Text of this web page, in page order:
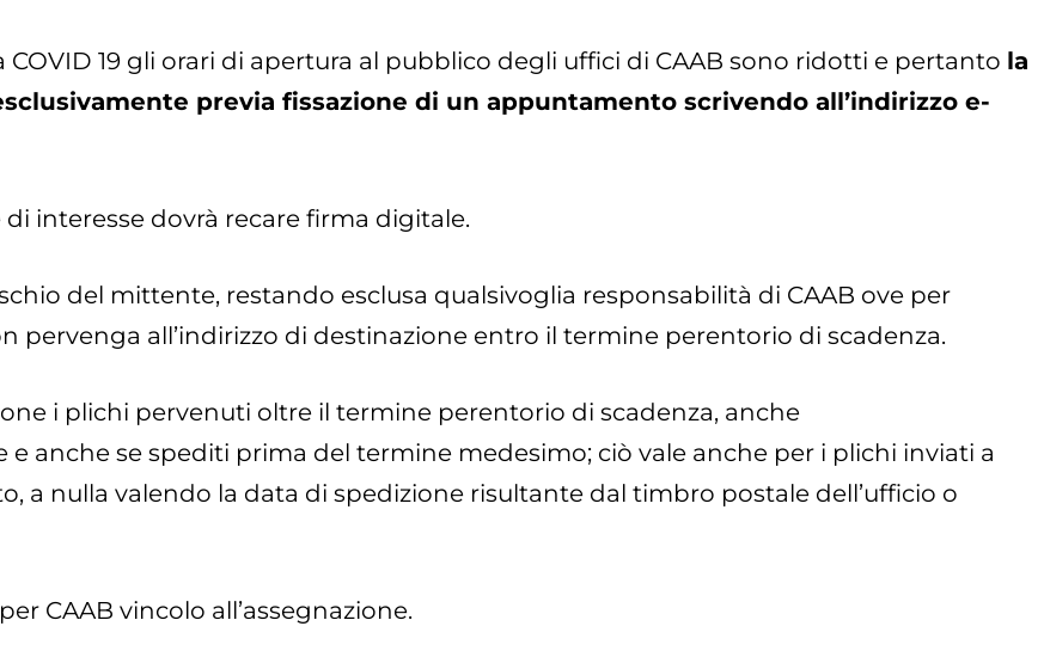
COVID 19 gli orari di apertura al pubblico degli uffici di CAAB sono ridotti e pertanto la
previa fissazione di un appuntamento scrivendo all’indirizzo e-
interesse dovrà recare firma digitale.
del mittente, restando esclusa qualsivoglia responsabilità di CAAB ove per
pervenga all’indirizzo di destinazione entro il termine perentorio di scadenza.
i plichi pervenuti oltre il termine perentorio di scadenza, anche
anche se spediti prima del termine medesimo; ciò vale anche per i plichi inviati a
a nulla valendo la data di spedizione risultante dal timbro postale dell’ufficio o
CAAB vincolo all’assegnazione.